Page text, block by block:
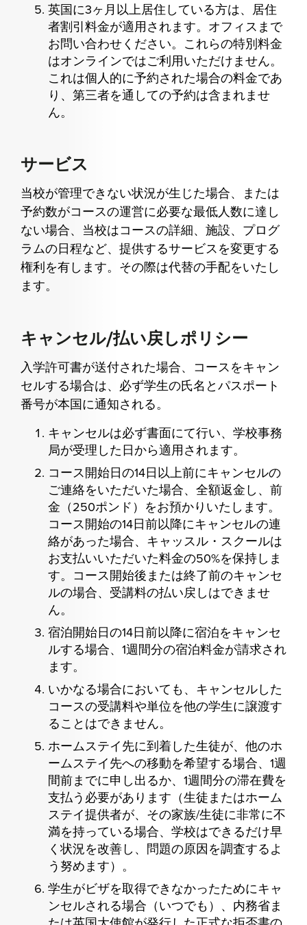
英国に3ヶ月以上居住している方は、居住
者割引料金が適用されます。オフィスまで
お問い合わせください。これらの特別料金
はオンラインではご利用いただけません。
これは個人的に予約された場合の料金であ
り、第三者を通しての予約は含まれませ
ん。
サービス
当校が管理できない状況が生じた場合、または
予約数がコースの運営に必要な最低人数に達し
ない場合、当校はコースの詳細、施設、プログ
ラムの日程など、提供するサービスを変更する
権利を有します。その際は代替の手配をいたし
ます。
キャンセル/払い戻しポリシー
入学許可書が送付された場合、コースをキャン
セルする場合は、必ず学生の氏名とパスポート
番号が本国に通知される。
キャンセルは必ず書面にて行い、学校事務
局が受理した日から適用されます。
コース開始日の14日以上前にキャンセルの
ご連絡をいただいた場合、全額返金し、前
金（250ポンド）をお預かりいたします。
コース開始の14日前以降にキャンセルの連
絡があった場合、キャッスル・スクールは
お支払いいただいた料金の50%を保持しま
す。コース開始後または終了前のキャンセ
ルの場合、受講料の払い戻しはできませ
ん。
宿泊開始日の14日前以降に宿泊をキャンセ
ルする場合、1週間分の宿泊料金が請求され
ます。
いかなる場合においても、キャンセルした
コースの受講料や単位を他の学生に譲渡す
ることはできません。
ホームステイ先に到着した生徒が、他のホ
ームステイ先への移動を希望する場合、1週
間前までに申し出るか、1週間分の滞在費を
支払う必要があります（生徒またはホーム
ステイ提供者が、その家族/生徒に非常に不
満を持っている場合、学校はできるだけ早
く状況を改善し、問題の原因を調査するよ
う努めます）。
学生がビザを取得できなかったためにキャ
ンセルされる場合（いつでも）、内務省ま